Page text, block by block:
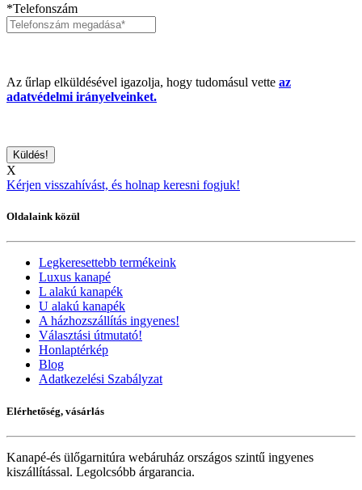
*Telefonszám
Az űrlap elküldésével igazolja, hogy tudomásul vette az
adatvédelmi irányelveinket.
X
Kérjen visszahívást, és holnap keresni fogjuk!
Oldalaink közül
Legkeresettebb termékeink
Luxus kanapé
L alakú kanapék
U alakú kanapék
A házhozszállítás ingyenes!
Választási útmutató!
Honlaptérkép
Blog
Adatkezelési Szabályzat
Elérhetőség, vásárlás
Kanapé-és ülőgarnitúra webáruház országos szintű ingyenes
kiszállítással. Legolcsóbb árgarancia.